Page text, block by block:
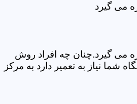
می گیرد
می گیرد.چنان چه افراد روش
نیاز به تعمیر دارد به مرکز